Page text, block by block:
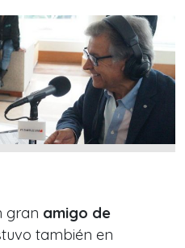
gran amigo de
también en